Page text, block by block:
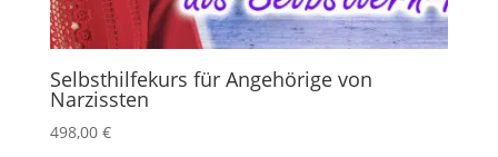
Selbsthilfekurs für Angehörige von
Narzissten
498,00 €